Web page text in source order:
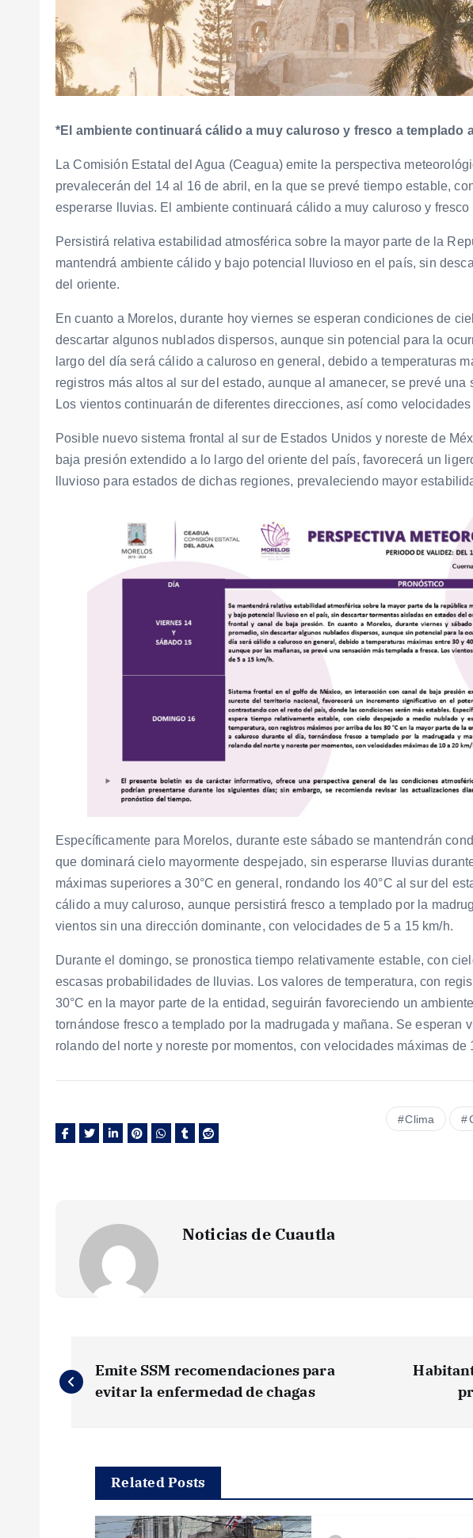
*El ambiente continuará cálido a muy caluroso y fresco a templado
La Comisión Estatal del Agua (Ceagua) emite la perspectiva
prevalecerán del 14 al 16 de abril, en la que se prevé tiempo estable,
esperarse lluvias. El ambiente continuará cálido a muy caluroso y fresco
Persistirá relativa estabilidad atmosférica sobre la mayor parte de la
mantendrá ambiente cálido y bajo potencial lluvioso en el país, sin
del oriente.
En cuanto a Morelos, durante hoy viernes se esperan condiciones de
descartar algunos nublados dispersos, aunque sin potencial para la
largo del día será cálido a caluroso en general, debido a temperaturas
registros más altos al sur del estado, aunque al amanecer, se prevé una
Los vientos continuarán de diferentes direcciones, así como
Posible nuevo sistema frontal al sur de Estados Unidos y noreste de
baja presión extendido a lo largo del oriente del país, favorecerá un
lluvioso para estados de dichas regiones, prevaleciendo mayor
Específicamente para Morelos, durante este sábado se mantendrán
que dominará cielo mayormente despejado, sin esperarse lluvias
máximas superiores a 30°C en general, rondando los 40°C al sur del
cálido a muy caluroso, aunque persistirá fresco a templado por la
vientos sin una dirección dominante, con velocidades de 5 a 15 km/h.
Durante el domingo, se pronostica tiempo relativamente estable, con
escasas probabilidades de lluvias. Los valores de temperatura, con
30°C en la mayor parte de la entidad, seguirán favoreciendo un
tornándose fresco a templado por la madrugada y mañana. Se esperan
rolando del norte y noreste por momentos, con velocidades máximas de
Clima
Noticias de Cuautla
a
Emite SSM recomendaciones para
evitar la enfermedad de chagas
Related Posts